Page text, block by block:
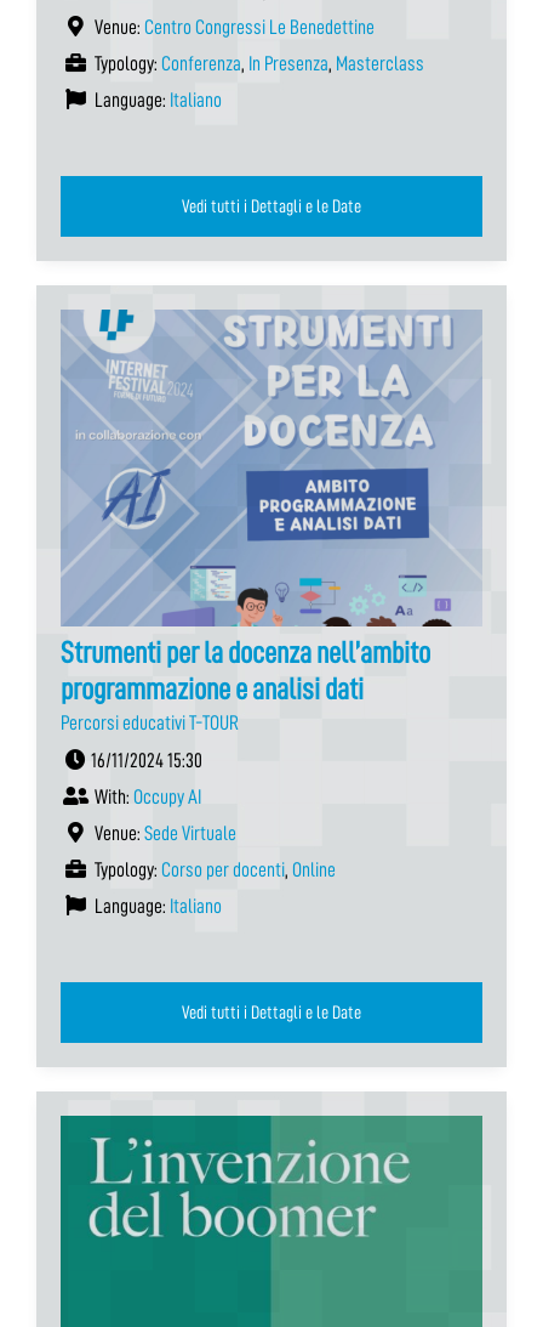
Venue: Centro Congressi Le Benedettine
Typology: Conferenza, In Presenza, Masterclass
Language: Italiano
Vedi tutti i Dettagli e le Date
Strumenti per la docenza nell’ambito
programmazione e analisi dati
Percorsi educativi T-TOUR
16/11/2024 15:30
With: Occupy AI
Venue: Sede Virtuale
Typology: Corso per docenti, Online
Language: Italiano
Vedi tutti i Dettagli e le Date